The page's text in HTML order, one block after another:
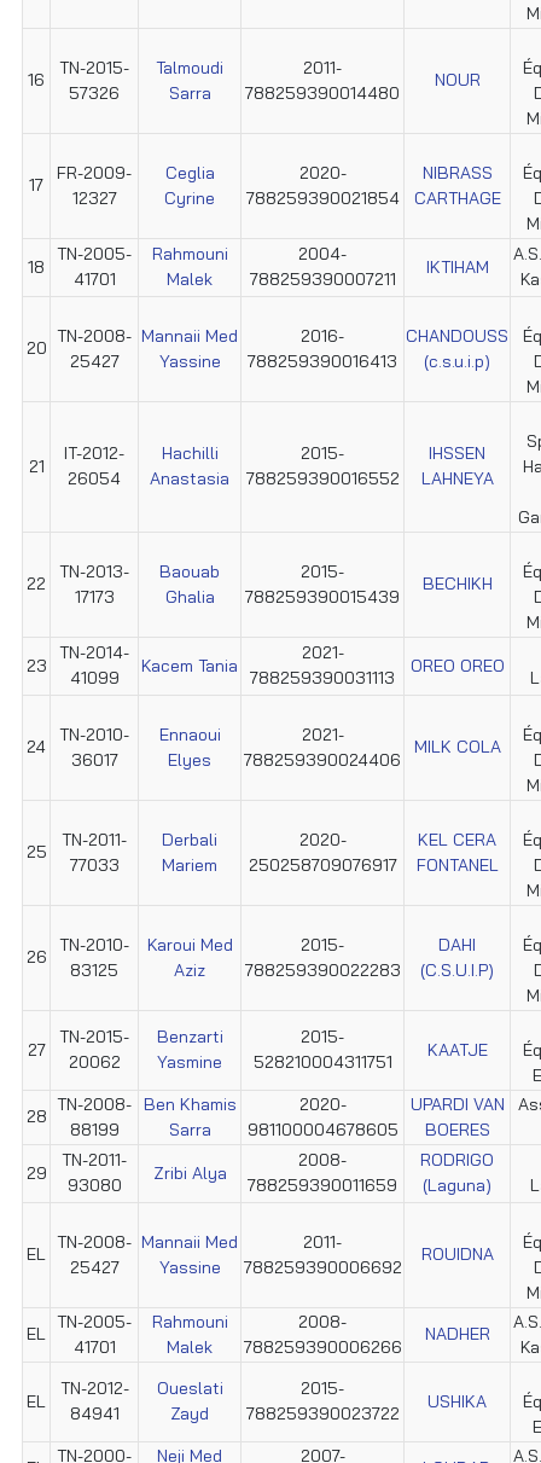
16
TN-2015-
57326
Talmoudi
Sarra
2011-
788259390014480
NOUR
17
FR-2009-
12327
Ceglia
Cyrine
2020-
788259390021854
NIBRASS
CARTHAGE
18
TN-2005-
41701
Rahmouni
Malek
2004-
788259390007211
IKTIHAM
20
TN-2008-
25427
Mannaii Med
Yassine
2016-
788259390016413
CHANDOUSS
(c.s.u.i.p)
21
IT-2012-
26054
Hachilli
Anastasia
2015-
788259390016552
IHSSEN
LAHNEYA
22
TN-2013-
17173
Baouab
Ghalia
2015-
788259390015439
BECHIKH
23
TN-2014-
41099
Kacem Tania
2021-
788259390031113
OREO OREO
24
TN-2010-
36017
Ennaoui
Elyes
2021-
788259390024406
MILK COLA
25
TN-2011-
77033
Derbali
Mariem
2020-
250258709076917
KEL CERA
FONTANEL
26
TN-2010-
83125
Karoui Med
Aziz
2015-
788259390022283
DAHI
(C.S.U.I.P)
27
TN-2015-
20062
Benzarti
Yasmine
2015-
528210004311751
KAATJE
28
TN-2008-
88199
Ben Khamis
Sarra
2020-
981100004678605
UPARDI VAN
BOERES
29
TN-2011-
93080
Zribi Alya
2008-
788259390011659
RODRIGO
(Laguna)
EL
TN-2008-
25427
Mannaii Med
Yassine
2011-
788259390006692
ROUIDNA
EL
TN-2005-
41701
Rahmouni
Malek
2008-
788259390006266
NADHER
EL
TN-2012-
84941
Oueslati
Zayd
2015-
788259390023722
USHIKA
TN-2000- Neji Med 2007-